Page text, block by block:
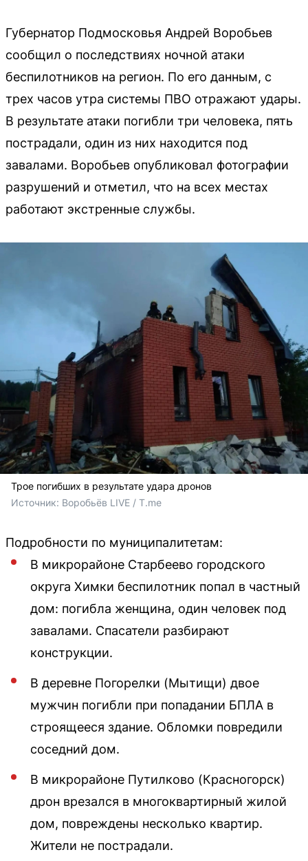
Губернатор Подмосковья Андрей Воробьев
сообщил о последствиях ночной атаки
беспилотников на регион. По его данным, с
трех часов утра системы ПВО отражают удары.
В результате атаки погибли три человека, пять
пострадали, один из них находится под
завалами. Воробьев опубликовал фотографии
разрушений и отметил, что на всех местах
работают экстренные службы.
Трое погибших в результате удара дронов
Источник: Воробьёв LIVE / T.me
Подробности по муниципалитетам:
В микрорайоне Старбеево городского
округа Химки беспилотник попал в частный
дом: погибла женщина, один человек под
завалами. Спасатели разбирают
конструкции.
В деревне Погорелки (Мытищи) двое
мужчин погибли при попадании БПЛА в
строящееся здание. Обломки повредили
соседний дом.
В микрорайоне Путилково (Красногорск)
дрон врезался в многоквартирный жилой
дом, повреждены несколько квартир.
Жители не пострадали.